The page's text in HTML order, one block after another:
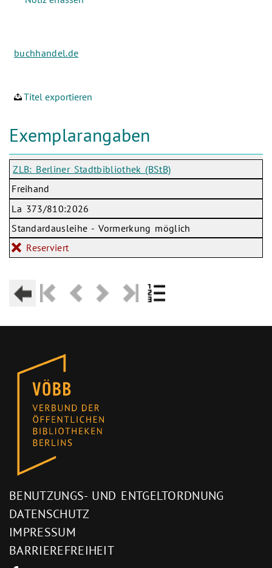
buchhandel.de
Titel exportieren
Exemplarangaben
ZLB: Berliner Stadtbibliothek (BStB)
Freihand
La 373/810:2026
Standardausleihe - Vormerkung möglich
Reserviert
BENUTZUNGS- UND ENTGELTORDNUNG
DATENSCHUTZ
IMPRESSUM
BARRIEREFREIHEIT